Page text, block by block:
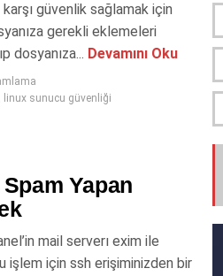
karşı güvenlik sağlamak için
gerekli eklemeleri
dosyanıza... Devamını Oku
linux sunucu güvenliği
Yapan
mail serverı exim ile
işlem için ssh erişiminizden bir